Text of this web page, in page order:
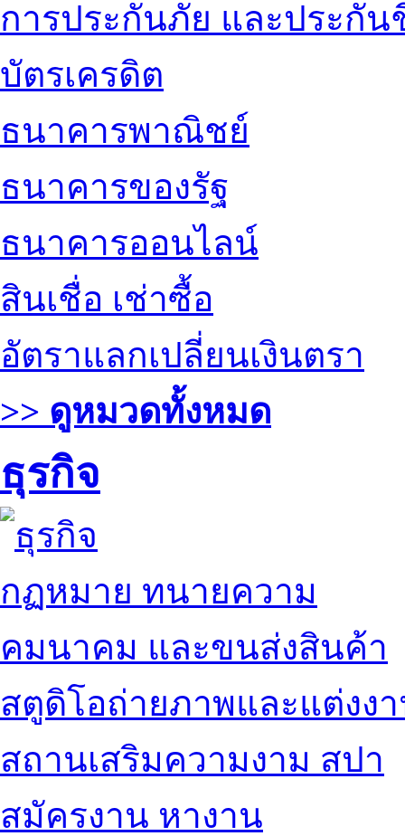
การประกันภัย และประกัน
บัตรเครดิต
ธนาคารพาณิชย์
ธนาคารของรัฐ
ธนาคารออนไลน์
สินเชื่อ เช่าซื้อ
อัตราแลกเปลี่ยนเงินตรา
>> ดูหมวดทั้งหมด
ธุรกิจ
กฏหมาย ทนายความ
คมนาคม และขนส่งสินค้า
สตูดิโอถ่ายภาพและแต่งง
สถานเสริมความงาม สปา
สมัครงาน หางาน